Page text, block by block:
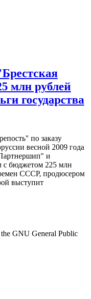
млн рублей
государства
по заказу
весной 2009 года
и
с бюджетом 225 млн
СССР, продюсером
выступит
the GNU General Public